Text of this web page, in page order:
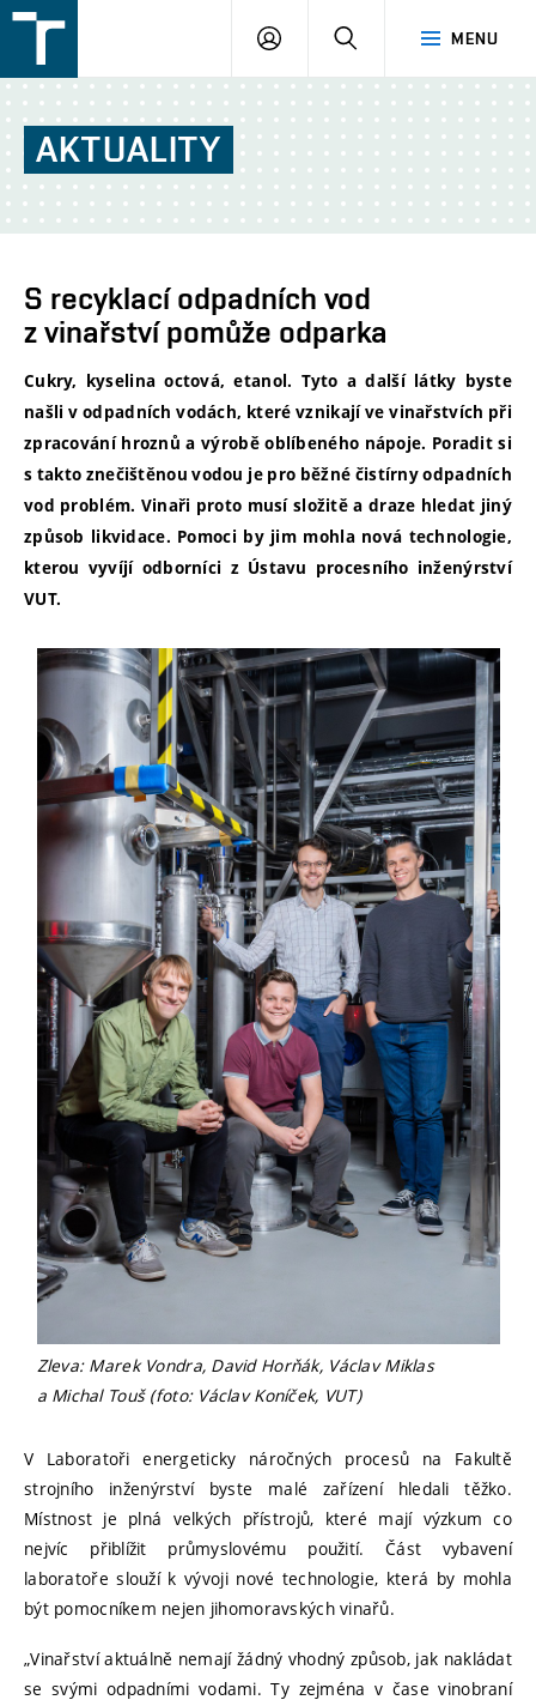
v
Brně
MENU
PŘIHLÁŠENÍ
AKTUALITY
S recyklací odpadních vod
z vinařství pomůže odparka
Cukry, kyselina octová, etanol. Tyto a další látky byste
našli v odpadních vodách, které vznikají ve vinařstvích při
zpracování hroznů a výrobě oblíbeného nápoje. Poradit si
s takto znečištěnou vodou je pro běžné čistírny odpadních
vod problém. Vinaři proto musí složitě a draze hledat jiný
způsob likvidace. Pomoci by jim mohla nová technologie,
kterou vyvíjí odborníci z Ústavu procesního inženýrství
VUT.
Zleva: Marek Vondra, David Horňák, Václav Miklas
a Michal Touš (foto: Václav Koníček, VUT)
V Laboratoři energeticky náročných procesů na Fakultě
strojního inženýrství byste malé zařízení hledali těžko.
Místnost je plná velkých přístrojů, které mají výzkum co
nejvíc přiblížit průmyslovému použití. Část vybavení
laboratoře slouží k vývoji nové technologie, která by mohla
být pomocníkem nejen jihomoravských vinařů.
„Vinařství aktuálně nemají žádný vhodný způsob, jak nakládat
se svými odpadními vodami. Ty zejména v čase vinobraní